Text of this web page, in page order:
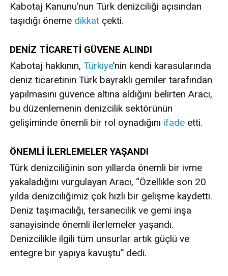
Kabotaj Kanunu’nun Türk denizciliği açısından
taşıdığı öneme dikkat çekti.
DENİZ TİCARETİ GÜVENE ALINDI
Kabotaj hakkının, Türkiye’nin kendi karasularında
deniz ticaretinin Türk bayraklı gemiler tarafından
yapılmasını güvence altına aldığını belirten Aracı,
bu düzenlemenin denizcilik sektörünün
gelişiminde önemli bir rol oynadığını ifade etti.
ÖNEMLİ İLERLEMELER YAŞANDI
Türk denizciliğinin son yıllarda önemli bir ivme
yakaladığını vurgulayan Aracı, “Özellikle son 20
yılda denizciliğimiz çok hızlı bir gelişme kaydetti.
Deniz taşımacılığı, tersanecilik ve gemi inşa
sanayisinde önemli ilerlemeler yaşandı.
Denizcilikle ilgili tüm unsurlar artık güçlü ve
entegre bir yapıya kavuştu” dedi.